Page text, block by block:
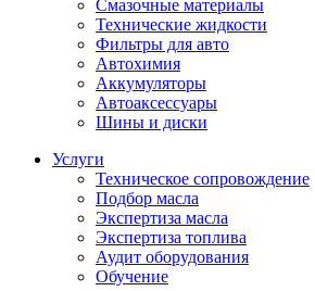
Смазочные материалы
Технические жидкости
Фильтры для авто
Автохимия
Аккумуляторы
Автоаксессуары
Шины и диски
Услуги
Техническое сопровождение
Подбор масла
Экспертиза масла
Экспертиза топлива
Аудит оборудования
Обучение